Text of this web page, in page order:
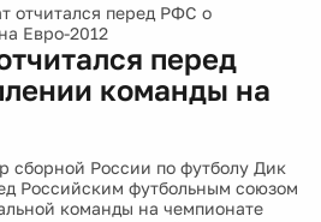
отчитался перед РФС о
Евро-2012
перед
команды на
сборной России по футболу Дик
Российским футбольным союзом
команды на чемпионате